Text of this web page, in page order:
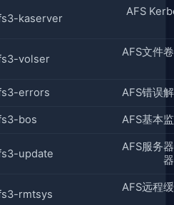
kaserver
AFS
volser
AFS文件
errors AFS错误
bos AFS基本
update
AFS服务
rmtsys
AFS远程